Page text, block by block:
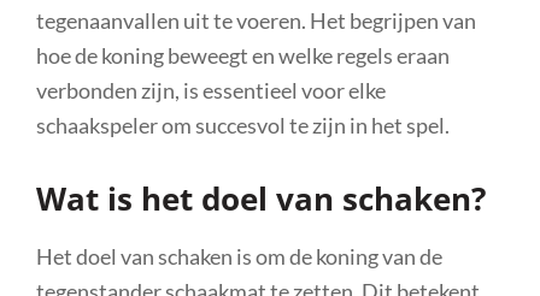
tegenaanvallen uit te voeren. Het begrijpen van
hoe de koning beweegt en welke regels eraan
verbonden zijn, is essentieel voor elke
schaakspeler om succesvol te zijn in het spel.
Wat is het doel van schaken?
Het doel van schaken is om de koning van de